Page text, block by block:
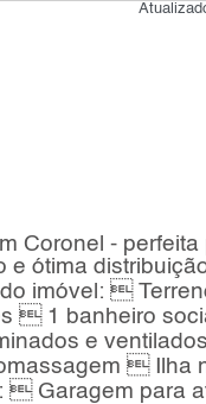
Coronel -
ótima
imóvel: 
 1 banheiro
e
 Ilha
 Garagem para